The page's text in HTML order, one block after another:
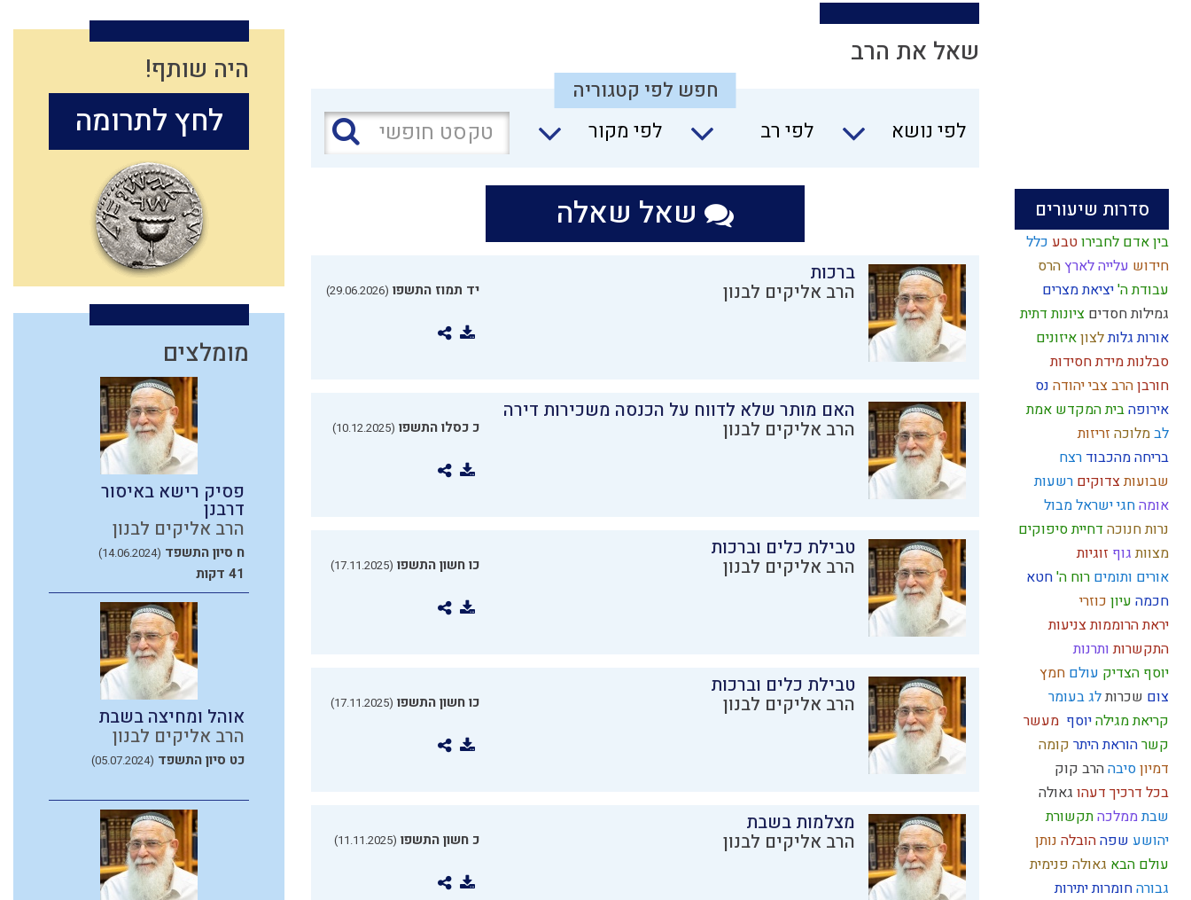
סדרות שיעורים
בין אדם לחבירוטבע כלל
חידוש עלייה לארץהרס
עבודת ה'יציאת מצרים
גמילות חסדים ציונות דתית
אורותגלותלצוןאיזונים
סבלנותמידת חסידות
חורבןהרב צבי יהודה נס
אירופהבית המקדש אמת
לבמלוכה זריזות
בריחה מהכבוד רצח
שבועותצדוקים רשעות
אומהחגי ישראלמבול
נרות חנוכה דחיית סיפוקים
מצוותגוף זוגיות
אורים ותומים רוח ה'חטא
חכמה עיון כוזרי
יראת הרוממותצניעות
התקשרותותרנות
יוסף הצדיק עולם חמץ
צום שכרותלג בעומר
קריאת מגילהיוסף מעשר
קשרהוראת היתר קומה
דמיוןסיבההרב קוק
בכל דרכיך דעהו גאולה
שבתממלכהתקשורת
יהושע שפההובלה נותן
עולם הבא גאולה פנימית
גבורהחומרות יתירות
שאל את הרב
חפש לפי קטגוריה
לפי נושא
לפי רב לפי מקור
שאל שאלה
ברכות
הרב אליקים לבנון יד תמוז התשפו (29.06.2026)
האם מותר שלא לדווח על הכנסה משכירות דירה
הרב אליקים לבנון כ כסלו התשפו (10.12.2025)
טבילת כלים וברכות
הרב אליקים לבנון כו חשון התשפו (17.11.2025)
טבילת כלים וברכות
הרב אליקים לבנון כו חשון התשפו (17.11.2025)
מצלמות בשבת
הרב אליקים לבנון כ חשון התשפו (11.11.2025)
היה שותף!
לחץ לתרומה
מומלצים
פסיק רישא באיסור
דרבנן
הרב אליקים לבנון
ח סיון התשפד (14.06.2024)
41 דקות
אוהל ומחיצה בשבת
הרב אליקים לבנון
כט סיון התשפד (05.07.2024)